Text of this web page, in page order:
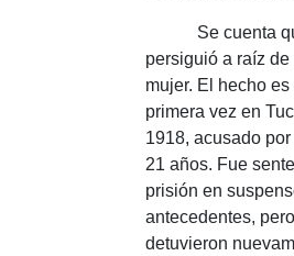
Se cuenta
persiguió a raíz
mujer. El hecho
primera vez en
1918, acusado
21 años. Fue
prisión en
antecedentes,
detuvieron